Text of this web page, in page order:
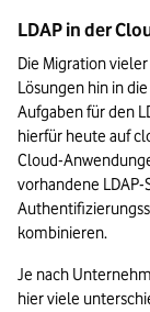
LDAP in der
Die Migration
Lösungen hin in
Aufgaben für den
hierfür heute auf
Cloud-
vorhandene
kombinieren.
Je nach
hier viele